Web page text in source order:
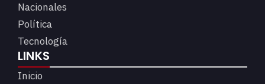
Nacionales
Política
Tecnología
LINKS
Inicio